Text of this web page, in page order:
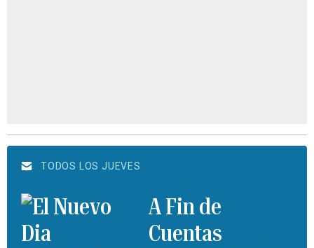
TODOS LOS JUEVES
A Fin de
Cuentas